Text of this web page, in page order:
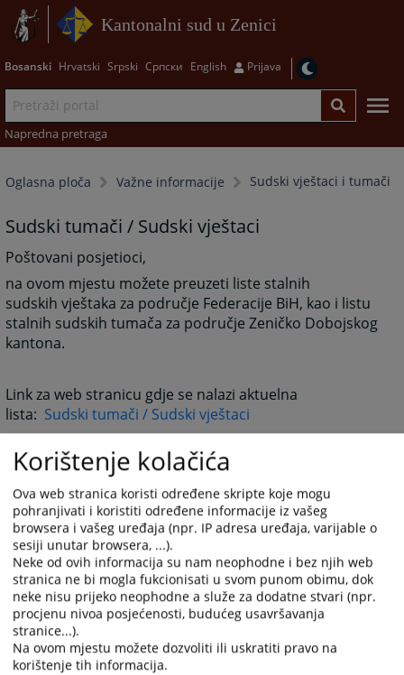
Kantonalni sud u Zenici
Bosanski Hrvatski Srpski Српски English Prijava
Napredna pretraga
Oglasna ploča Važne informacije Sudski vještaci i tumači
Sudski tumači / Sudski vještaci
Poštovani posjetioci,
na ovom mjestu možete preuzeti liste stalnih
sudskih vještaka za područje Federacije BiH, kao i listu
stalnih sudskih tumača za područje Zeničko Dobojskog
kantona.
Link za web stranicu gdje se nalazi aktuelna
lista: Sudski tumači / Sudski vještaci
4172 PREGLEDA
Korištenje kolačića
Ova web stranica koristi određene skripte koje mogu
pohranjivati i koristiti određene informacije iz vašeg
browsera i vašeg uređaja (npr. IP adresa uređaja, varijable o
sesiji unutar browsera, ...).
Neke od ovih informacija su nam neophodne i bez njih web
stranica ne bi mogla fukcionisati u svom punom obimu, dok
neke nisu prijeko neophodne a služe za dodatne stvari (npr.
procjenu nivoa posjećenosti, budućeg usavršavanja
stranice...).
Na ovom mjestu možete dozvoliti ili uskratiti pravo na
korištenje tih informacija.